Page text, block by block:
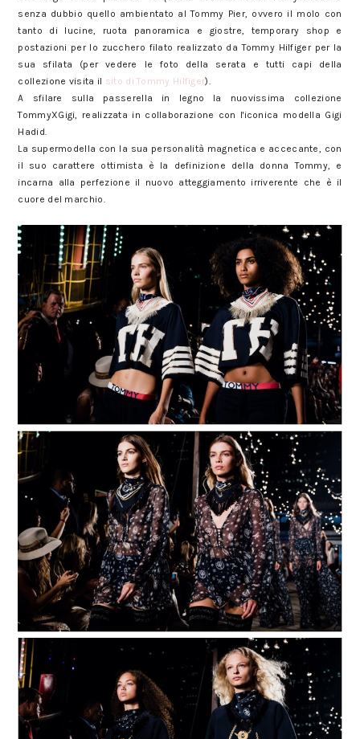
senza dubbio quello ambientato al Tommy Pier, ovvero il molo con
tanto di lucine, ruota panoramica e giostre, temporary shop e
postazioni per lo zucchero filato realizzato da Tommy Hilfiger per la
sua sfilata (per vedere le foto della serata e tutti capi della
collezione visita il sito di Tommy Hilfiger).
A sfilare sulla passerella in legno la nuovissima collezione
TommyXGigi, realizzata in collaborazione con l'iconica modella Gigi
Hadid.
La supermodella con la sua personalità magnetica e accecante, con
il suo carattere ottimista è la definizione della donna Tommy, e
incarna alla perfezione il nuovo atteggiamento irriverente che è il
cuore del marchio.